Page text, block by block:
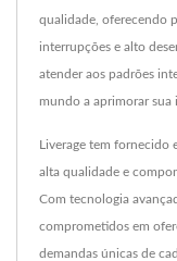
qualidade, oferecendo
interrupções e alto
atender aos padrões
mundo a aprimorar sua
Liverage tem fornecido
alta qualidade e
Com tecnologia
comprometidos em
demandas únicas de